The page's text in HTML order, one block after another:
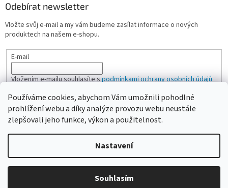
Používáme cookies, abychom Vám umožnili pohodlné
prohlížení webu a díky analýze provozu webu neustále
zlepšovali jeho funkce, výkon a použitelnost.
Nastavení
Souhlasím
Vážení zákazníci, pokud na eshopu nenajdete žádanou položku,
Odebírat newsletter
Vložte svůj e-mail a my vám budeme zasílat informace o nových
produktech na našem e-shopu.
E-mail
Vložením e-mailu souhlasíte spodmínkami ochrany osobních údajů
PŘIHLÁSIT SE
Vytvořil Shoptet
CAMPI-SHOP.cz. Všechna práva vyhrazena.